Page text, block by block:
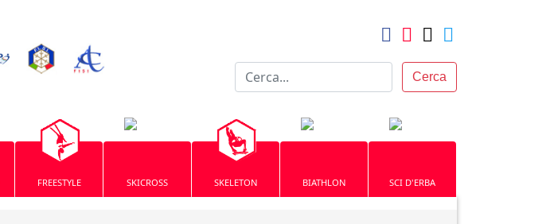
Cerca
FREESTYLE SKICROSS SKELETON BIATHLON SCI D'ERBA